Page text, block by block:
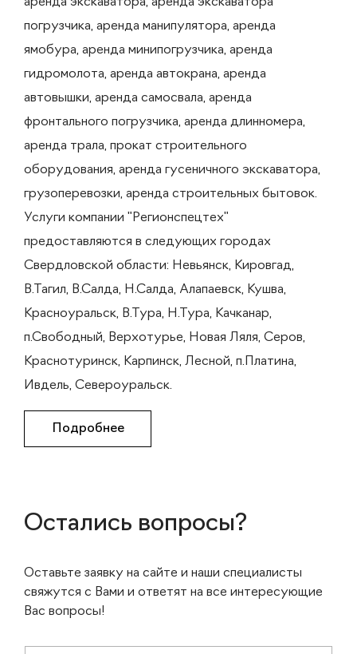
погрузчика, аренда манипулятора, аренда
ямобура, аренда минипогрузчика, аренда
гидромолота, аренда автокрана, аренда
автовышки, аренда самосвала, аренда
фронтального погрузчика, аренда длинномера,
аренда трала, прокат строительного
оборудования, аренда гусеничного экскаватора,
грузоперевозки, аренда строительных бытовок.
Услуги компании "Регионспецтех"
предоставляются в следующих городах
Свердловской области: Невьянск, Кировгад,
В.Тагил, В.Салда, Н.Салда, Алапаевск, Кушва,
Красноуральск, В.Тура, Н.Тура, Качканар,
п.Свободный, Верхотурье, Новая Ляля, Серов,
Краснотуринск, Карпинск, Лесной, п.Платина,
Ивдель, Североуральск.
Подробнее
Остались вопросы?
Оставьте заявку на сайте и наши специалисты
свяжутся с Вами и ответят на все интересующие
Вас вопросы!